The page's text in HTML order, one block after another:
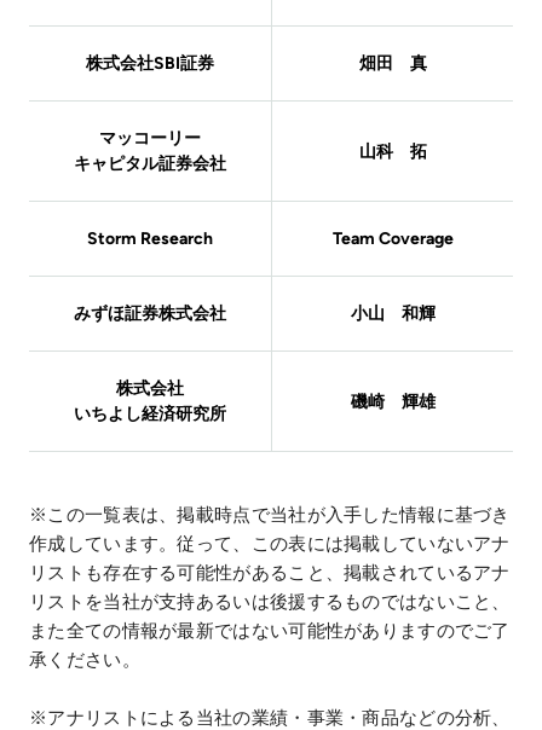
株式会社SBI証券 畑田 真
マッコーリー
キャピタル証券会社
山科 拓
Storm Research Team Coverage
みずほ証券株式会社 小山 和輝
株式会社
いちよし経済研究所
磯崎 輝雄
※この一覧表は、掲載時点で当社が入手した情報に基づき
作成しています。従って、この表には掲載していないアナ
リストも存在する可能性があること、掲載されているアナ
リストを当社が支持あるいは後援するものではないこと、
また全ての情報が最新ではない可能性がありますのでご了
承ください。
※アナリストによる当社の業績・事業・商品などの分析、